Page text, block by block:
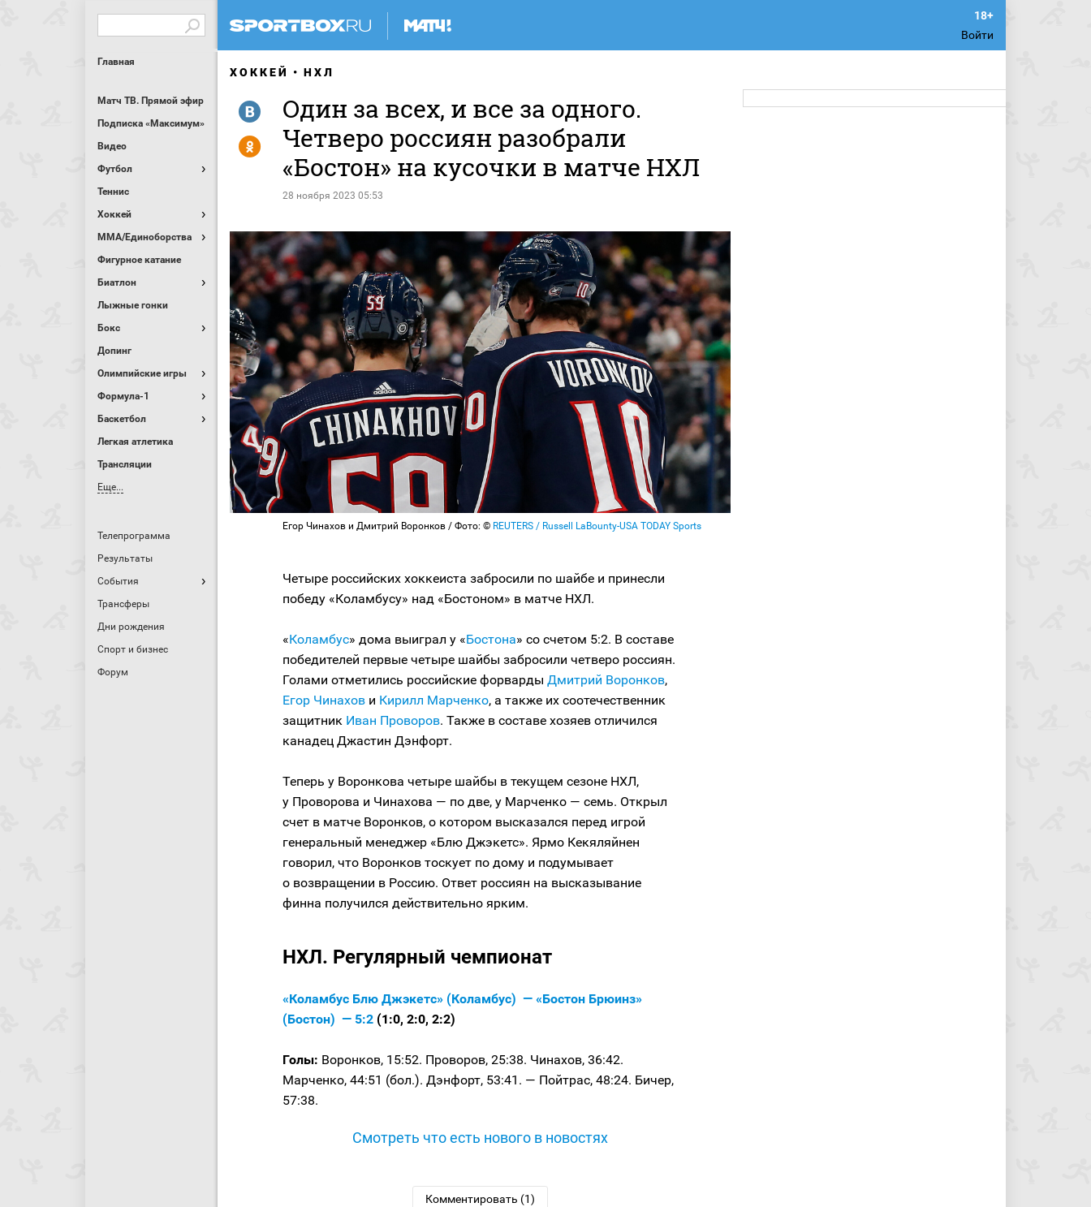
Войти
Главная
Матч ТВ. Прямой эфир
Подписка «Максимум»
Видео
Футбол
Теннис
Хоккей
MMA/Единоборства
Фигурное катание
Биатлон
Лыжные гонки
Бокс
Допинг
Олимпийские игры
Формула-1
Баскетбол
Легкая атлетика
Трансляции
Еще...
Телепрограмма
Результаты
События
Трансферы
Дни рождения
Спорт и бизнес
Форум
ХОККЕЙ НХЛ
Один за всех, и все за одного.
Четверо россиян разобрали
«Бостон» на кусочки в матче НХЛ
28 ноября 2023 05:53
R
Y
Егор Чинахов и Дмитрий Воронков / Фото: © REUTERS / Russell LaBounty-USA TODAY Sports
Четыре российских хоккеиста забросили по шайбе и принесли
победу «Коламбусу» над «Бостоном» в матче НХЛ.
«Коламбус» дома выиграл у «Бостона» со счетом 5:2. В составе
победителей первые четыре шайбы забросили четверо россиян.
Голами отметились российские форварды Дмитрий Воронков,
Егор Чинахов и Кирилл Марченко, а также их соотечественник
защитник Иван Проворов. Также в составе хозяев отличился
канадец Джастин Дэнфорт.
Теперь у Воронкова четыре шайбы в текущем сезоне НХЛ,
у Проворова и Чинахова — по две, у Марченко — семь. Открыл
счет в матче Воронков, о котором высказался перед игрой
генеральный менеджер «Блю Джэкетс». Ярмо Кекяляйнен
говорил, что Воронков тоскует по дому и подумывает
о возвращении в Россию. Ответ россиян на высказывание
финна получился действительно ярким.
НХЛ. Регулярный чемпионат
«Коламбус Блю Джэкетс» (Коламбус) — «Бостон Брюинз»
(Бостон) — 5:2 (1:0, 2:0, 2:2)
Голы: Воронков, 15:52. Проворов, 25:38. Чинахов, 36:42.
Марченко, 44:51 (бол.). Дэнфорт, 53:41. — Пойтрас, 48:24. Бичер,
57:38.
Смотреть что есть нового в новостях
Комментировать (1)